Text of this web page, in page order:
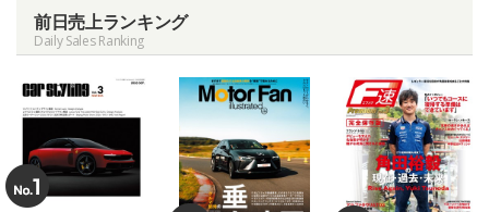
前日売上ランキング
Daily Sales Ranking